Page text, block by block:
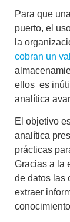
Para que
puerto, el
la
cobran un
ellos es
analítica
El objetivo
analítica
prácticas
Gracias a la
de datos las
extraer